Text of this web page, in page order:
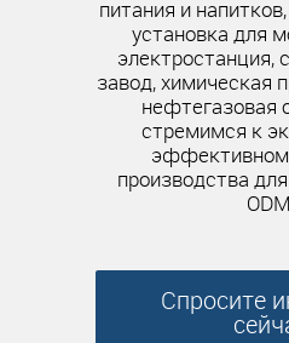
питания и
установка для
электростанция,
завод, химическая
нефтегазовая
стремимся к
производства
Спросите